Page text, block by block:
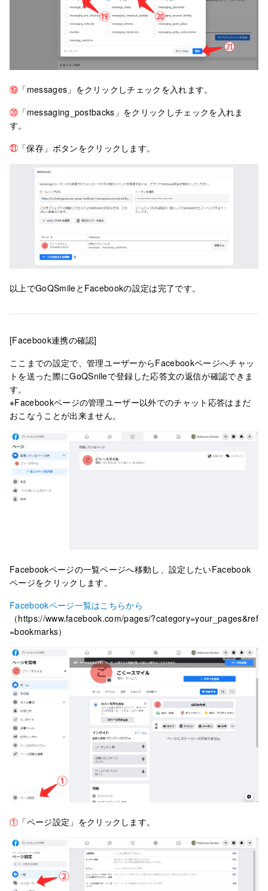
⑲ 「messages」をクリックしチェックを入れます。
⑳ 「messaging_postbacks」をクリックしチェックを入れま
す。
㉑ 「保存」ボタンをクリックします。
以上でGoQSmileとFacebookの設定は完了です。
[Facebook連携の確認]
ここまでの設定で、管理ユーザーからFacebookページへチャッ
トを送った際にGoQSnileで登録した応答文の返信が確認できま
す。
※Facebookページの管理ユーザー以外でのチャット応答はまだ
おこなうことが出来ません。
Facebookページの一覧ページへ移動し、設定したいFacebook
ページをクリックします。
Facebookページ一覧はこちらから
（https://www.facebook.com/pages/?category=your_pages&ref
=bookmarks）
① 「ページ設定」をクリックします。